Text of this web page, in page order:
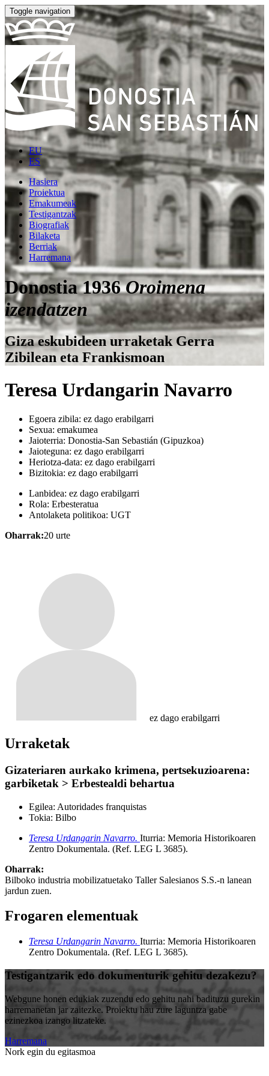
Toggle navigation
EU
ES
Hasiera
Proiektua
Emakumeak
Testigantzak
Biografiak
Bilaketa
Berriak
Harremana
Donostia 1936Oroimena
izendatzen
Giza eskubideen urraketak Gerra
Zibilean eta Frankismoan
Teresa Urdangarin Navarro
Egoera zibila: ez dago erabilgarri
Sexua: emakumea
Jaioterria: Donostia-San Sebastián (Gipuzkoa)
Jaioteguna: ez dago erabilgarri
Heriotza-data: ez dago erabilgarri
Bizitokia: ez dago erabilgarri
Lanbidea: ez dago erabilgarri
Rola: Erbesteratua
Antolaketa politikoa: UGT
Oharrak:20 urte
ez dago erabilgarri
Urraketak
Gizateriaren aurkako krimena, pertsekuzioarena:
garbiketak > Erbestealdi behartua
Egilea: Autoridades franquistas
Tokia: Bilbo
Teresa Urdangarin Navarro. Iturria: Memoria Historikoaren
Zentro Dokumentala. (Ref. LEG L 3685).
Oharrak:
Bilboko industria mobilizatuetako Taller Salesianos S.S.-n lanean
jardun zuen.
Frogaren elementuak
Teresa Urdangarin Navarro. Iturria: Memoria Historikoaren
Zentro Dokumentala. (Ref. LEG L 3685).
Testigantzarik edo dokumenturik gehitu dezakezu?
Webgune honen edukiak zuzendu edo gehitu nahi badituzu gurekin
harremanetan jar zaitezke. Proiektu hau zure laguntza gabe
ezinezkoa izango litzateke.
Harremana
Nork egin du egitasmoa